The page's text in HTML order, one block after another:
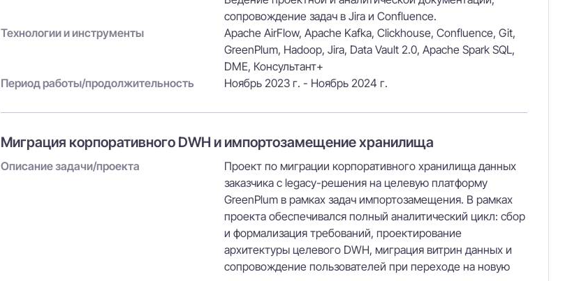
сопровождение задач в Jira и Confluence.
Технологии и инструменты
Apache AirFlow, Apache Kafka, Clickhouse, Confluence, Git,
GreenPlum, Hadoop, Jira, Data Vault 2.0, Apache Spark SQL,
DME, Консультант+
Период работы/продолжительность
Ноябрь 2023 г. - Ноябрь 2024 г.
Миграция корпоративного DWH и импортозамещение хранилища
Описание задачи/проекта
Проект по миграции корпоративного хранилища данных
заказчика с legacy-решения на целевую платформу
GreenPlum в рамках задач импортозамещения. В рамках
проекта обеспечивался полный аналитический цикл: сбор
и формализация требований, проектирование
архитектуры целевого DWH, миграция витрин данных и
сопровождение пользователей при переходе на новую